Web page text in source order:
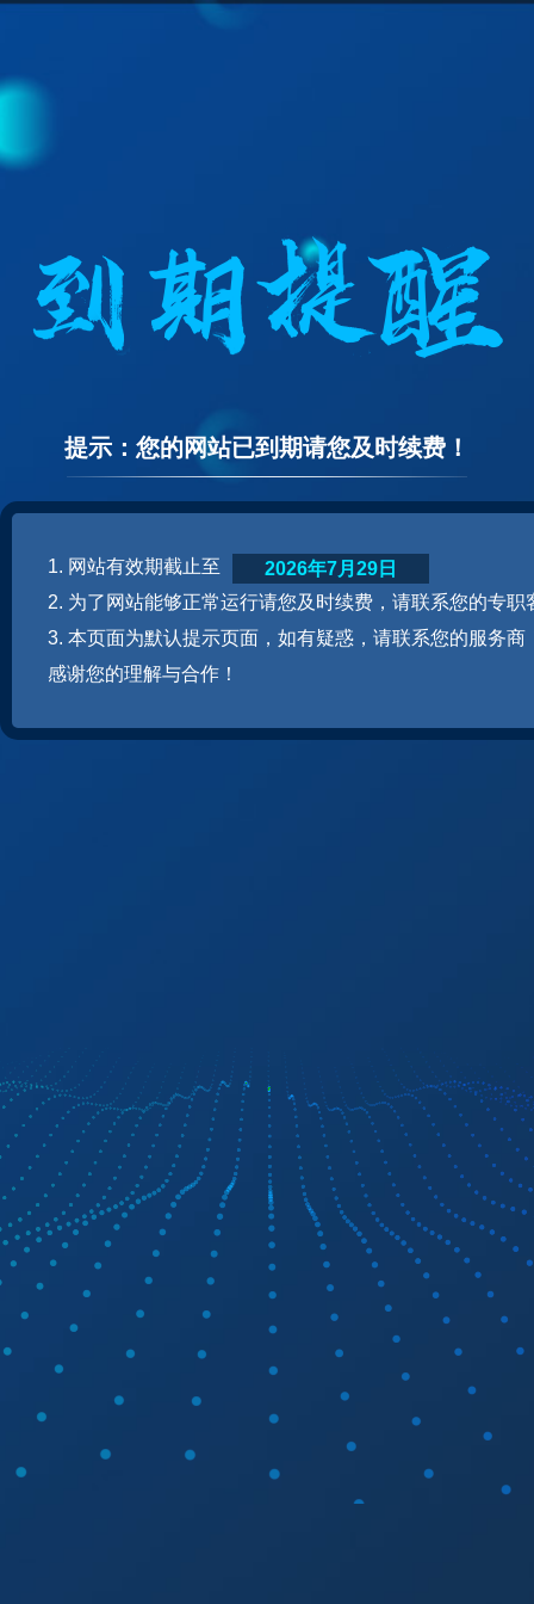
提示：您的网站已到期请您及时续费！
1. 网站有效期截止至
2. 为了网站能够正常运行请您及时续费，请联系您的专职
3. 本页面为默认提示页面，如有疑惑，请联系您的服务商
感谢您的理解与合作！
2026年7月29日